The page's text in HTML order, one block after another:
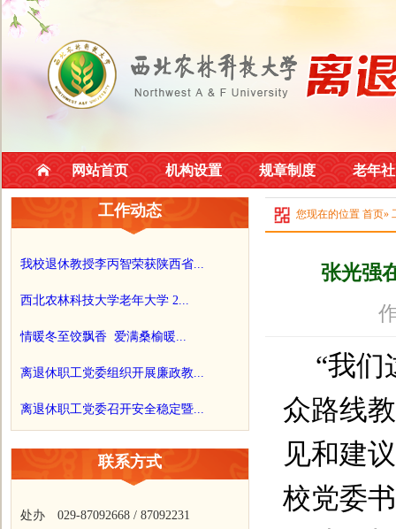
网站首页 机构设置 规章制度 老年
工作动态
我校退休教授李丙智荣获陕西省...
西北农林科技大学老年大学 2...
情暖冬至饺飘香 爱满桑榆暖...
离退休职工党委组织开展廉政教...
离退休职工党委召开安全稳定暨...
联系方式
处办 029-87092668 / 87092231
您现在的位置 首页»
张光强
“我们
众路线
见和建
校党委